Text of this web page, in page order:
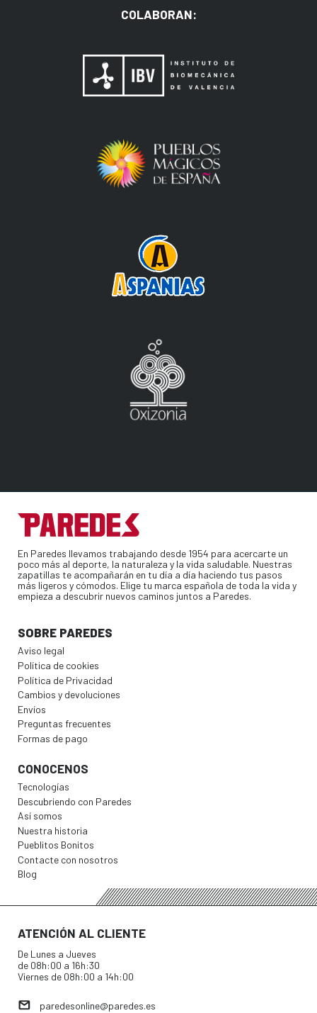
COLABORAN:
En Paredes llevamos trabajando desde 1954 para acercarte un
poco más al deporte, la naturaleza y la vida saludable. Nuestras
zapatillas te acompañarán en tu día a día haciendo tus pasos
más ligeros y cómodos. Elige tu marca española de toda la vida y
empieza a descubrir nuevos caminos juntos a Paredes.
SOBRE PAREDES
Aviso legal
Política de cookies
Política de Privacidad
Cambios y devoluciones
Envíos
Preguntas frecuentes
Formas de pago
CONOCENOS
Tecnologías
Descubriendo con Paredes
Así somos
Nuestra historia
Pueblitos Bonitos
Contacte con nosotros
Blog
ATENCIÓN AL CLIENTE
De Lunes a Jueves
de 08h:00 a 16h:30
Viernes de 08h:00 a 14h:00
paredesonline@paredes.es